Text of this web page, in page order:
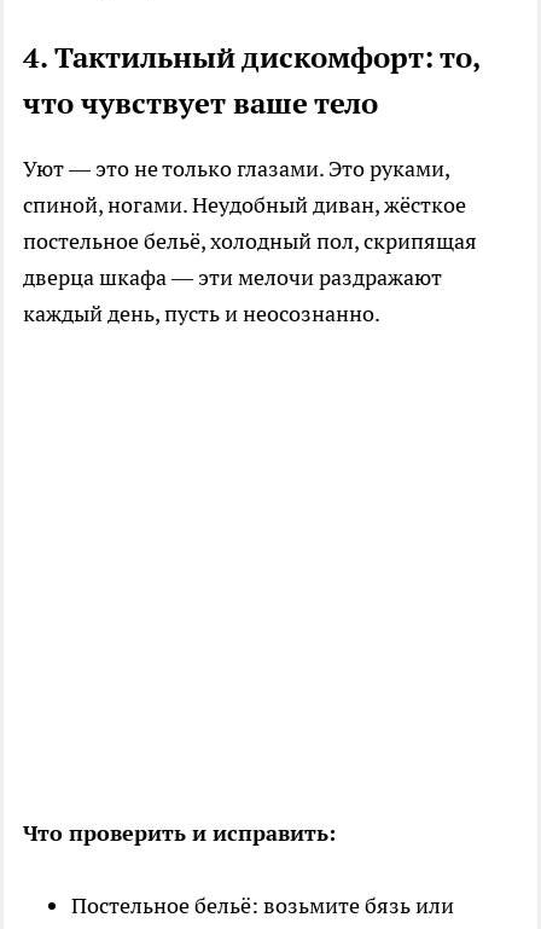
4. Тактильный дискомфорт: то,
что чувствует ваше тело
Уют — это не только глазами. Это руками,
спиной, ногами. Неудобный диван, жёсткое
постельное бельё, холодный пол, скрипящая
дверца шкафа — эти мелочи раздражают
каждый день, пусть и неосознанно.
Что проверить и исправить:
Постельное бельё: возьмите бязь или